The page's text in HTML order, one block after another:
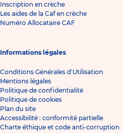
Inscription en crèche
Les aides de la Caf en crèche
Numéro Allocataire CAF
Informations légales
Conditions Générales d'Utilisation
Mentions légales
Politique de confidentialité
Politique de cookies
Plan du site
Accessibilité : conformité partielle
Charte éthique et code anti-corruption